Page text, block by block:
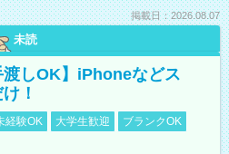
掲載日：2026.08.07
未読
渡しOK】iPhoneなどス
！
経験OK 大学生歓迎
ブランクOK